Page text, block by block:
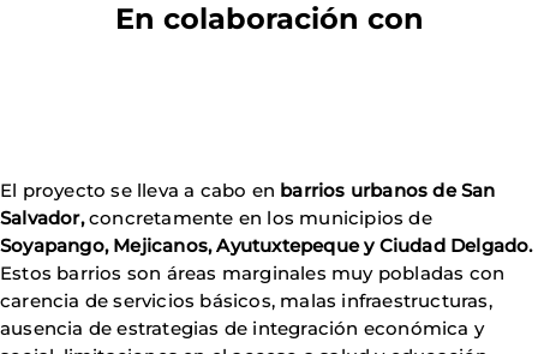
En colaboración con
El proyecto se lleva a cabo en barrios urbanos de San
Salvador,concretamente en los municipios de
Soyapango, Mejicanos, Ayutuxtepeque y Ciudad Delgado.
Estos barrios son áreas marginales muy pobladas con
carencia de servicios básicos, malas infraestructuras,
ausencia de estrategias de integración económica y